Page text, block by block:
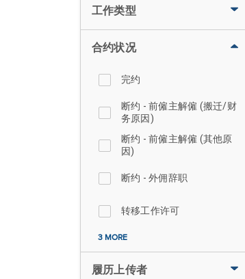
工作类型
合约状况
完约
断约 - 前僱主解僱 (搬迁/财
务原因)
断约 - 前僱主解僱 (其他原
因)
断约 - 外佣辞职
转移工作许可
3 MORE
履历上传者